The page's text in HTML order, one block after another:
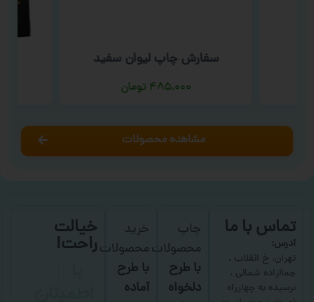
سفارش چاپ لیوان سفید
۴۸۵,۰۰۰ تومان
مشاهده محصولات
تماس با ما
آدرس:
تهران، خ انقلاب ،
جمالزاده شمالی ،
نرسیده به چهارراه
چاپ
محصولات
با طرح
دلخواه
خرید
محصولات
با طرح
آماده
خیالت
راحت!